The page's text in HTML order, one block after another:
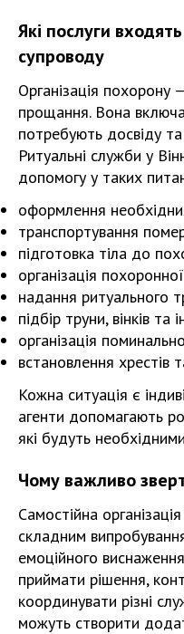
Які послуги
супроводу
Організація
прощання. Вона
потребують досвіду
Ритуальні служби у
допомогу у таких
оформлення
транспортування
підготовка тіла до
організація
надання ритуального
підбір труни, вінків
організація
встановлення хрестів
Кожна ситуація є
агенти допомагають
які будуть
Чому важливо
Самостійна
складним
емоційного
приймати рішення,
координувати різні
можуть створити